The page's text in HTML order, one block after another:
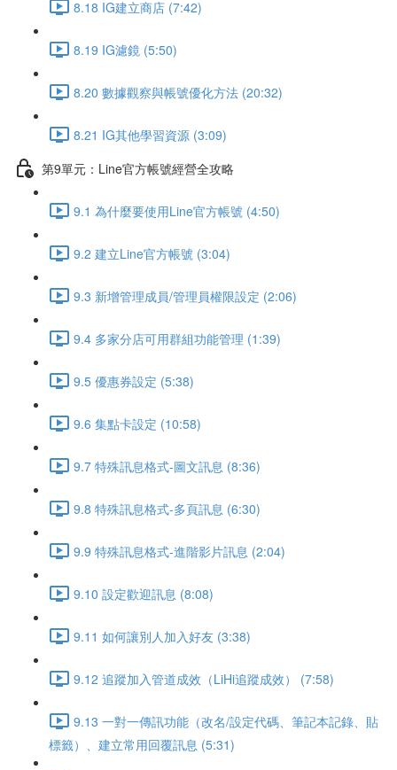
8.18 IG建立商店 (7:42)
8.19 IG濾鏡 (5:50)
8.20 數據觀察與帳號優化方法 (20:32)
8.21 IG其他學習資源 (3:09)
第9單元：Line官方帳號經營全攻略
9.1 為什麼要使用Line官方帳號 (4:50)
9.2 建立Line官方帳號 (3:04)
9.3 新增管理成員/管理員權限設定 (2:06)
9.4 多家分店可用群組功能管理 (1:39)
9.5 優惠券設定 (5:38)
9.6 集點卡設定 (10:58)
9.7 特殊訊息格式-圖文訊息 (8:36)
9.8 特殊訊息格式-多頁訊息 (6:30)
9.9 特殊訊息格式-進階影片訊息 (2:04)
9.10 設定歡迎訊息 (8:08)
9.11 如何讓別人加入好友 (3:38)
9.12 追蹤加入管道成效（LiHi追蹤成效） (7:58)
9.13 一對一傳訊功能（改名/設定代碼、筆記本記錄、貼
標籤）、建立常用回覆訊息 (5:31)